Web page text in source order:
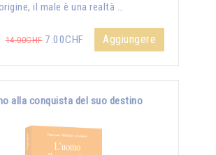
il male è una realtà …
14.00CHF7.00CHF Aggiungere
alla conquista del suo destino